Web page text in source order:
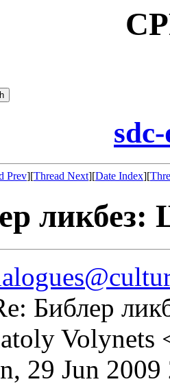
Prev][Thread Next][Date Index][
Библер
Volynets
29 Jun